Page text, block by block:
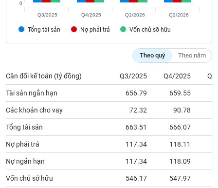
Tổng tài sản Nợ phải trả Vốn chủ sỡ hữu
0
Q3/2025 Q4/2025 Q1/2026 Q2/2026
Theo quý Theo năm
Cân đối kế toán (tỷ đồng) Q3/2025 Q4/2025
Tài sản ngắn hạn 656.79 659.55
Các khoản cho vay 72.32 90.78
Tổng tài sản 663.51 666.07
Nợ phải trả 117.34 118.11
Nợ ngắn hạn 117.34 118.09
Vốn chủ sở hữu 546.17 547.97
Tất cả Cổ phiếu Chỉ số Chứng chỉ quỹ Chứng
Lãnh
đạo
Tin
tức
(-)
Bài
viết
của
tác
giả
(-)